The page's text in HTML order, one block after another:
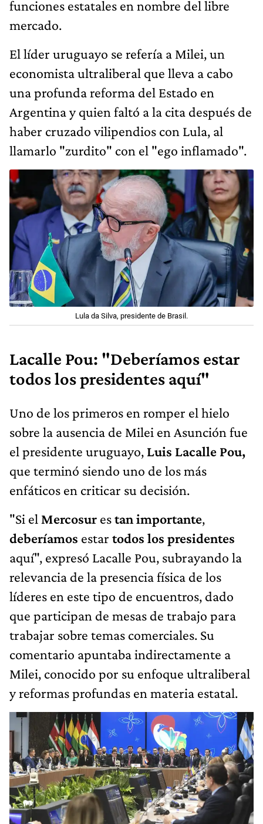
funciones estatales en nombre del libre
mercado.
El líder uruguayo se refería a Milei, un
economista ultraliberal que lleva a cabo
una profunda reforma del Estado en
Argentina y quien faltó a la cita después de
haber cruzado vilipendios con Lula, al
llamarlo "zurdito" con el "ego inflamado".
Lula da Silva, presidente de Brasil.
Lacalle Pou: "Deberíamos estar
todos los presidentes aquí"
Uno de los primeros en romper el hielo
sobre la ausencia de Milei en Asunción fue
el presidente uruguayo, Luis Lacalle Pou,
que terminó siendo uno de los más
enfáticos en criticar su decisión.
"Si el Mercosur estan importante,
deberíamos estar todos los presidentes
aquí", expresó Lacalle Pou, subrayando la
relevancia de la presencia física de los
líderes en este tipo de encuentros, dado
que participan de mesas de trabajo para
trabajar sobre temas comerciales. Su
comentario apuntaba indirectamente a
Milei, conocido por su enfoque ultraliberal
y reformas profundas en materia estatal.